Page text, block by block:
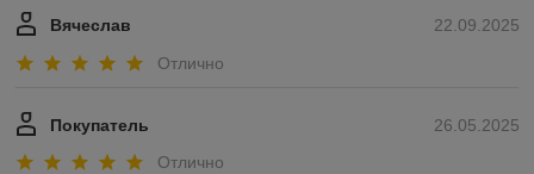
22.09.2025
Вячеслав
Отлично
26.05.2025
Покупатель
Отлично